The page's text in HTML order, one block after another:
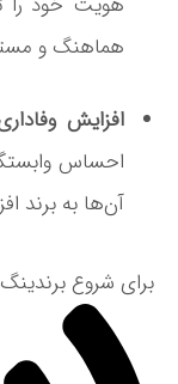
هماهنگ و
افزایش
احساس
آن‌ها به برند
برای شروع